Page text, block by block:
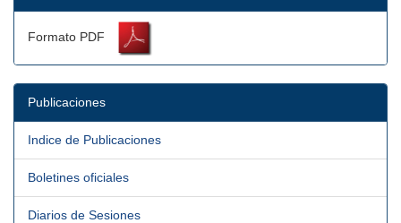
Formato PDF
Publicaciones
Indice de Publicaciones
Boletines oficiales
Diarios de Sesiones